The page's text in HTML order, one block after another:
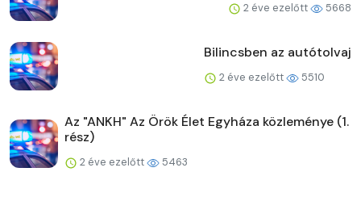
2 éve ezelőtt 5668
Bilincsben az autótolvaj
2 éve ezelőtt 5510
Az "ANKH" Az Örök Élet Egyháza közleménye (1.
rész)
2 éve ezelőtt 5463